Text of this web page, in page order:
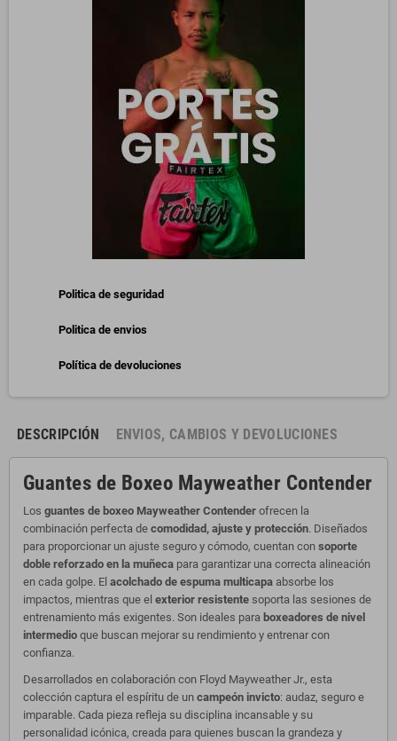
Politica de seguridad
Politica de envios
Política de devoluciones
DESCRIPCIÓN ENVIOS, CAMBIOS Y DEVOLUCIONES
Guantes de Boxeo Mayweather Contender
Los guantes de boxeo Mayweather Contender ofrecen la
combinación perfecta de comodidad, ajuste y protección. Diseñados
para proporcionar un ajuste seguro y cómodo, cuentan con soporte
doble reforzado en la muñeca para garantizar una correcta alineación
en cada golpe. El acolchado de espuma multicapa absorbe los
impactos, mientras que el exterior resistente soporta las sesiones de
entrenamiento más exigentes. Son ideales para boxeadores de nivel
intermedio que buscan mejorar su rendimiento y entrenar con
confianza.
Desarrollados en colaboración con Floyd Mayweather Jr., esta
colección captura el espíritu de un campeón invicto: audaz, seguro e
imparable. Cada pieza refleja su disciplina incansable y su
personalidad icónica, creada para quienes buscan la grandeza y